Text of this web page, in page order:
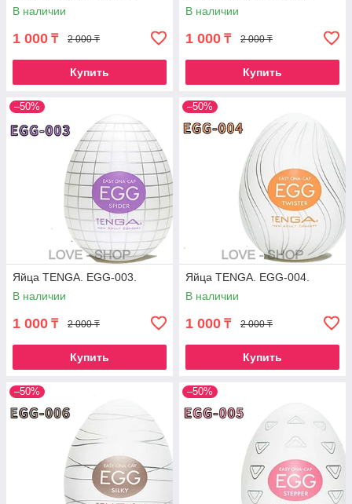
В наличии
1 000 ₸ 2 000 ₸
Купить
В наличии
1 000 ₸ 2 000 ₸
Купить
–50%
Яйца TENGA. EGG-003.
В наличии
1 000 ₸ 2 000 ₸
Купить
–50%
Яйца TENGA. EGG-004.
В наличии
1 000 ₸ 2 000 ₸
Купить
–50% –50%